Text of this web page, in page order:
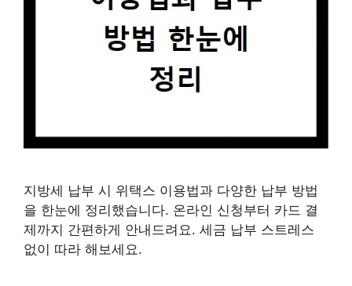
지방세 납부 시 위택스 이용법과 다양한 납부 방법
을 한눈에 정리했습니다. 온라인 신청부터 카드 결
제까지 간편하게 안내드려요. 세금 납부 스트레스
없이 따라 해보세요.